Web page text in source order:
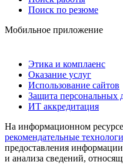
Поиск по резюме
Мобильное приложение
Этика и комплаенс
Оказание услуг
Использование сайтов
Защита персональных
ИТ аккредитация
На информационном
рекомендательные
предоставления
и анализа сведений,